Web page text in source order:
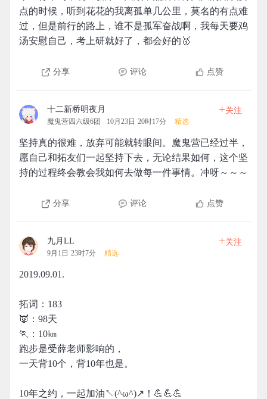
点的时候，听到花花的我离孤单几公里，莫名的有点难
过，但是前行的路上，谁不是孤军奋战啊，我每天要鸡
汤安慰自己，考上研就好了，都会好的🥇
分享 评论 点赞
十二新桥明夜月
魔鬼营四六级6团 10月23日 20时17分 精选
+关注
坚持真的很难，放弃可能就转眼间。魔鬼营已经过半，
愿自己和拓友们一起坚持下去，无论结果如何，这个坚
持的过程终会教会我如何去做每一件事情。冲呀～～～
分享 评论 点赞
九月LL
9月1日 23时7分 精选
+关注
2019.09.01.
拓词：183
👿：98天
🏃：10㎞
跑步是受薛老师影响的，
一天背10个，背10年也是。
10年之约，一起加油↖(^ω^)↗！💪💪💪